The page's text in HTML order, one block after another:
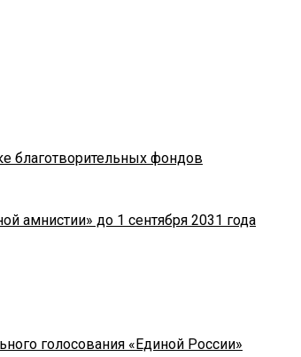
благотворительных фондов
амнистии» до 1 сентября 2031 года
голосования «Единой России»